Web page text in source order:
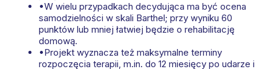
•W wielu przypadkach decydująca ma być ocena
samodzielności w skali Barthel; przy wyniku 60
punktów lub mniej łatwiej będzie o rehabilitację
domową.
•Projekt wyznacza też maksymalne terminy
rozpoczęcia terapii, m.in. do 12 miesięcy po udarze i